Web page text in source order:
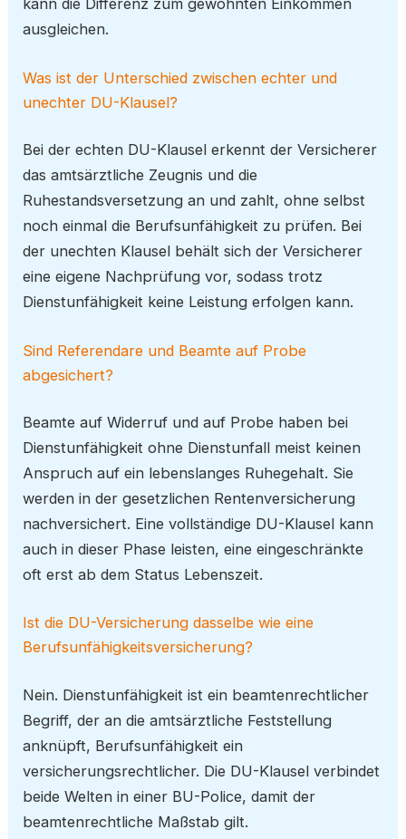
kann die Differenz zum gewohnten Einkommen
ausgleichen.
Was ist der Unterschied zwischen echter und
unechter DU-Klausel?
Bei der echten DU-Klausel erkennt der Versicherer
das amtsärztliche Zeugnis und die
Ruhestandsversetzung an und zahlt, ohne selbst
noch einmal die Berufsunfähigkeit zu prüfen. Bei
der unechten Klausel behält sich der Versicherer
eine eigene Nachprüfung vor, sodass trotz
Dienstunfähigkeit keine Leistung erfolgen kann.
Sind Referendare und Beamte auf Probe
abgesichert?
Beamte auf Widerruf und auf Probe haben bei
Dienstunfähigkeit ohne Dienstunfall meist keinen
Anspruch auf ein lebenslanges Ruhegehalt. Sie
werden in der gesetzlichen Rentenversicherung
nachversichert. Eine vollständige DU-Klausel kann
auch in dieser Phase leisten, eine eingeschränkte
oft erst ab dem Status Lebenszeit.
Ist die DU-Versicherung dasselbe wie eine
Berufsunfähigkeitsversicherung?
Nein. Dienstunfähigkeit ist ein beamtenrechtlicher
Begriff, der an die amtsärztliche Feststellung
anknüpft, Berufsunfähigkeit ein
versicherungsrechtlicher. Die DU-Klausel verbindet
beide Welten in einer BU-Police, damit der
beamtenrechtliche Maßstab gilt.